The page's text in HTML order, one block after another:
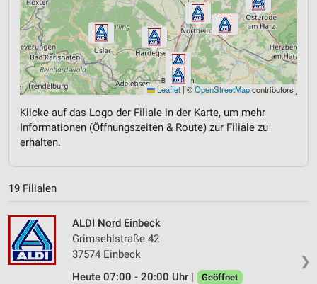
Leaflet | ©OpenStreetMapcontributors
Klicke auf das Logo der Filiale in der Karte, um mehr
Informationen (Öffnungszeiten & Route) zur Filiale zu
erhalten.
19 Filialen
❯
ALDI Nord Einbeck
Grimsehlstraße 42
37574 Einbeck
Heute 07:00 - 20:00 Uhr |
Geöffnet